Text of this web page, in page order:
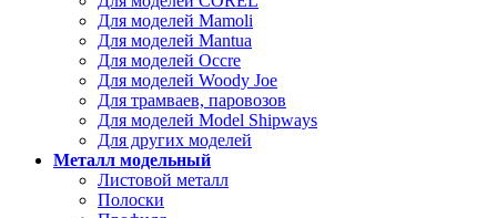
Для моделей Mamoli
Для моделей Mantua
Для моделей Occre
Для моделей Woody Joe
Для трамваев, паровозов
Для моделей Model Shipways
Для других моделей
Металл модельный
Листовой металл
Полоски